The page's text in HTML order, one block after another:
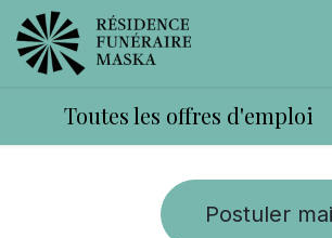
Toutes les offres d'emploi
Postuler